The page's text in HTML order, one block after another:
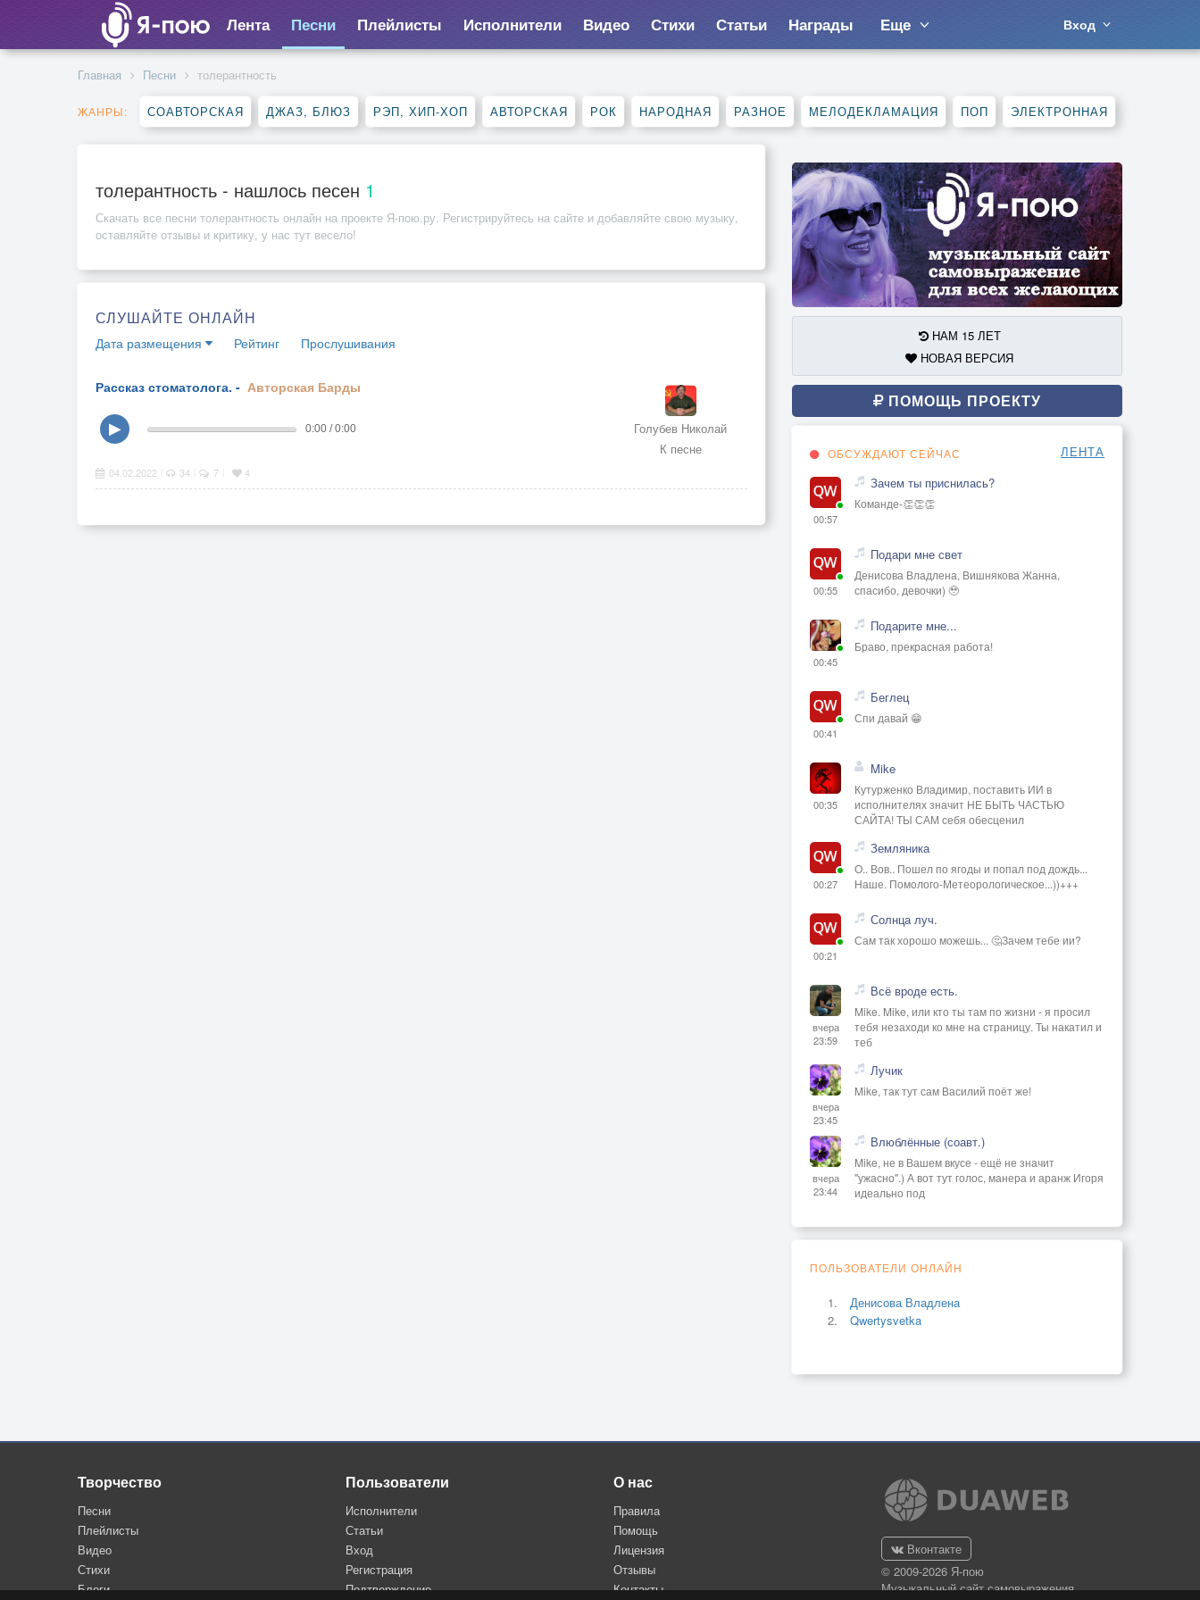
Лента Песни Плейлисты Исполнители Видео Стихи Статьи Награды Еще Вход
Главная Песни толерантность
ЖАНРЫ: СОАВТОРСКАЯ ДЖАЗ, БЛЮЗ РЭП, ХИП-ХОП АВТОРСКАЯ РОК НАРОДНАЯ РАЗНОЕ МЕЛОДЕКЛАМАЦИЯ ПОП ЭЛЕКТРОННАЯ
толерантность - нашлось песен 1
Скачать все песни толерантность онлайн на проекте Я-пою.ру. Регистрируйтесь на сайте и добавляйте свою музыку,
оставляйте отзывы и критику, у нас тут весело!
СЛУШАЙТЕ ОНЛАЙН
Дата размещения Рейтинг Прослушивания
Рассказ стоматолога. - Авторская Барды
Голубев Николай
К песне
▶ 0:00 / 0:00
04.02.2022 34 7 4
НАМ 15 ЛЕТ
НОВАЯ ВЕРСИЯ
ПОМОЩЬ ПРОЕКТУ
ОБСУЖДАЮТ СЕЙЧАС ЛЕНТА
00:57
Зачем ты приснилась?
Команде-👏👏👏
00:55
Подари мне свет
Денисова Владлена, Вишнякова Жанна,
спасибо, девочки) 🥹
00:45
Подарите мне...
Браво, прекрасная работа!
00:41
Беглец
Спи давай 😁
00:35
Mike
Кутурженко Владимир, поставить ИИ в
исполнителях значит НЕ БЫТЬ ЧАСТЬЮ
САЙТА! ТЫ САМ себя обесценил
00:27
Земляника
О.. Вов.. Пошел по ягоды и попал под дождь...
Наше. Помолого-Метеорологическое...))+++
00:21
Солнца луч.
Сам так хорошо можешь... 🤔Зачем тебе ии?
вчера
23:59
Всё вроде есть.
Mike. Mike, или кто ты там по жизни - я просил
тебя незаходи ко мне на страницу. Ты накатил и
теб
вчера
23:45
Лучик
Mike, так тут сам Василий поёт же!
вчера
23:44
Влюблённые (соавт.)
Mike, не в Вашем вкусе - ещё не значит
"ужасно".) А вот тут голос, манера и аранж Игоря
идеально под
ПОЛЬЗОВАТЕЛИ ОНЛАЙН
Денисова Владлена
Qwertysvetka
Творчество
Песни
Плейлисты
Видео
Стихи
Блоги
Пользователи
Исполнители
Статьи
Вход
Регистрация
Подтверждение
О нас
Правила
Помощь
Лицензия
Отзывы
Контакты
Вконтакте
© 2009-2026 Я-пою
Музыкальный сайт самовыражения